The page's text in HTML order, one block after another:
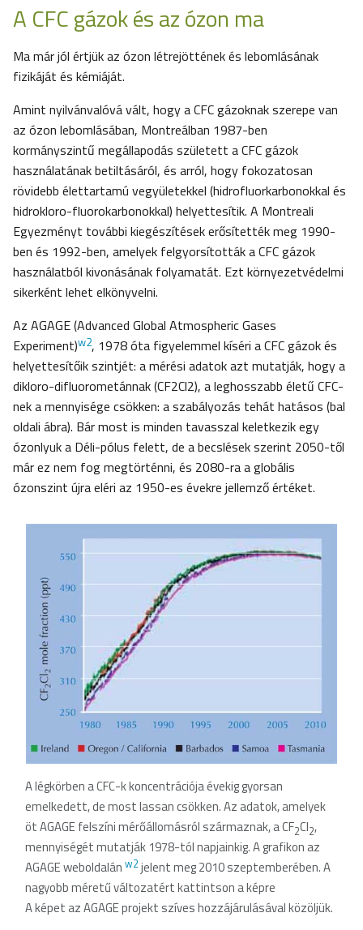
A CFC gázok és az ózon ma
Ma már jól értjük az ózon létrejöttének és lebomlásának
fizikáját és kémiáját.
Amint nyilvánvalóvá vált, hogy a CFC gázoknak szerepe van
az ózon lebomlásában, Montreálban 1987-ben
kormányszintű megállapodás született a CFC gázok
használatának betiltásáról, és arról, hogy fokozatosan
rövidebb élettartamú vegyületekkel (hidrofluorkarbonokkal és
hidrokloro-fluorokarbonokkal) helyettesítik. A Montreali
Egyezményt további kiegészítések erősítették meg 1990-
ben és 1992-ben, amelyek felgyorsították a CFC gázok
használatból kivonásának folyamatát. Ezt környezetvédelmi
sikerként lehet elkönyvelni.
Az AGAGE (Advanced Global Atmospheric Gases
Experiment)w2, 1978 óta figyelemmel kíséri a CFC gázok és
helyettesítőik szintjét: a mérési adatok azt mutatják, hogy a
dikloro-difluorometánnak (CF2Cl2), a leghosszabb életű CFC-
nek a mennyisége csökken: a szabályozás tehát hatásos (bal
oldali ábra). Bár most is minden tavasszal keletkezik egy
ózonlyuk a Déli-pólus felett, de a becslések szerint 2050-től
már ez nem fog megtörténni, és 2080-ra a globális
ózonszint újra eléri az 1950-es évekre jellemző értéket.
A légkörben a CFC-k koncentrációja évekig gyorsan
emelkedett, de most lassan csökken. Az adatok, amelyek
öt AGAGE felszíni mérőállomásról származnak, a CF2Cl2,
mennyiségét mutatják 1978-tól napjainkig. A grafikon az
AGAGE weboldalán w2jelent meg 2010 szeptemberében. A
nagyobb méretű változatért kattintson a képre
A képet az AGAGE projekt szíves hozzájárulásával közöljük.